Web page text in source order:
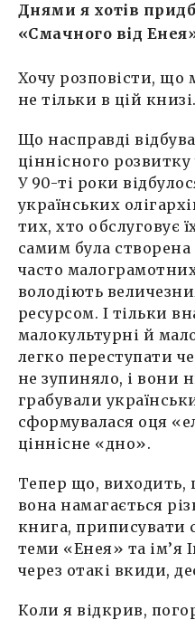
Днями я хотів
«Смачного від
Хочу розповісти, що
не тільки в цій книзі.
Що насправді
ціннісного
У 90-ті роки
українських
тих, хто обслуговує
самим була
часто
володіють
ресурсом. І тільки
малокультурні й
легко переступати
не зупиняло, і вони
грабували
сформувалася оця
ціннісне «дно».
Тепер що, виходить,
вона намагається
книга, приписувати
теми «Енея» та ім’я
через отакі вкиди,
Коли я відкрив,